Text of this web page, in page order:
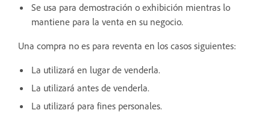
Se usa para demostración o exhibición mientras lo
mantiene para la venta en su negocio.
Una compra no es para reventa en los casos siguientes:
La utilizará en lugar de venderla.
La utilizará antes de venderla.
La utilizará para fines personales.